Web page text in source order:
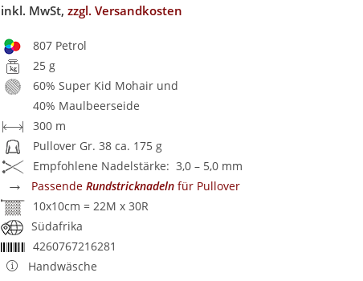
inkl. MwSt,zzgl. Versandkosten
807 Petrol
25 g
60% Super Kid Mohair und
40% Maulbeerseide
300 m
Pullover Gr. 38 ca. 175 g
Empfohlene Nadelstärke: 3,0 – 5,0 mm
→ PassendeRundstricknadeln für Pullover
10x10cm = 22M x 30R
Südafrika
4260767216281
Handwäsche